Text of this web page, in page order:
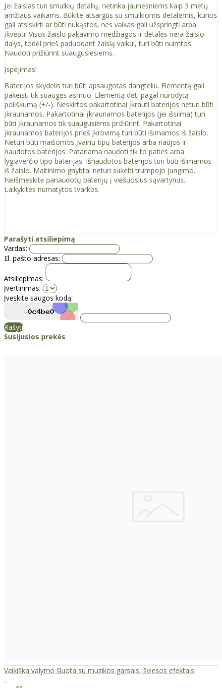
Jei žaislas turi smulkių detalių, netinka jaunesniems kaip 3 metų
amžiaus vaikams. Būkite atsargūs su smulkiomis detalėmis, kurios
gali atsiskirti ar būti nukąstos, nes vaikas gali užspringti arba
įkvėpti! Visos žaislо pakavimo medžiagos ir detalės nėra žaislo
dalys, todėl prieš paduodant žaislą vaikui, turi būti nuimtos.
Naudoti prižiūrint suaugusiesiems.
Įspėjimas!
Baterijos skydelis turi būti apsaugotas dangteliu. Elementą gali
pakeisti tik suaugęs asmuo. Elementą dėti pagal nurodytą
poliškumą (+/-). Neskirtos pakartotinai įkrauti baterijos neturi būti
įkraunamos. Pakartotinai įkraunamos baterijos (jei išsiima) turi
būti įkraunamos tik suaugusiems prižiūrint. Pakartotinai
įkraunamos baterijos prieš įkrovimą turi būti išimamos iš žaislo.
Neturi būti maišomos įvairių tipų baterijos arba naujos ir
naudotos baterijos. Patariama naudoti tik to paties arba
lygiaverčio tipo baterijas. Išnaudotos baterijos turi būti išimamos
iš žaislo. Maitinimo gnybtai neturi sukelti trumpojo jungimo.
Neišmeskite panaudotų baterijų į viešuosius sąvartynus.
Laikykitės numatytos tvarkos.
Parašyti atsiliepimą
Vardas:
El. pašto adresas:
Atsiliepimas:
Įvertinimas:
Įveskite saugos kodą:
Rašyti
Susijusios prekės
Vaikiška valymo šluota su muzikos garsais, šviesos efektais
..